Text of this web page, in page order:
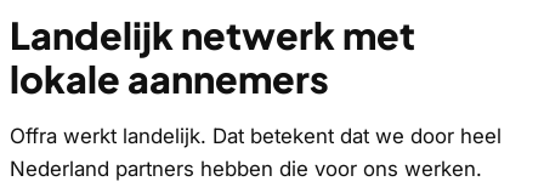
Landelijk netwerk met
lokale aannemers
Offra werkt landelijk. Dat betekent dat we door heel
Nederland partners hebben die voor ons werken.